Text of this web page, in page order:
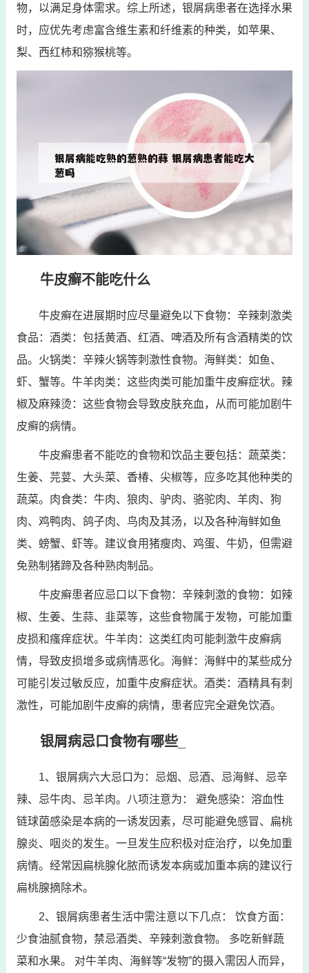
物，以满足身体需求。综上所述，银屑病患者在选择水果
时，应优先考虑富含维生素和纤维素的种类，如苹果、
梨、西红柿和猕猴桃等。
牛皮癣不能吃什么
牛皮癣在进展期时应尽量避免以下食物：辛辣刺激类
食品：酒类：包括黄酒、红酒、啤酒及所有含酒精类的饮
品。火锅类：辛辣火锅等刺激性食物。海鲜类：如鱼、
虾、蟹等。牛羊肉类：这些肉类可能加重牛皮癣症状。辣
椒及麻辣烫：这些食物会导致皮肤充血，从而可能加剧牛
皮癣的病情。
牛皮癣患者不能吃的食物和饮品主要包括：蔬菜类：
生姜、芫荽、大头菜、香椿、尖椒等，应多吃其他种类的
蔬菜。肉食类：牛肉、狼肉、驴肉、骆驼肉、羊肉、狗
肉、鸡鸭肉、鸽子肉、鸟肉及其汤，以及各种海鲜如鱼
类、螃蟹、虾等。建议食用猪瘦肉、鸡蛋、牛奶，但需避
免熟制猪蹄及各种熟肉制品。
牛皮癣患者应忌口以下食物：辛辣刺激的食物：如辣
椒、生姜、生蒜、韭菜等，这些食物属于发物，可能加重
皮损和瘙痒症状。牛羊肉：这类红肉可能刺激牛皮癣病
情，导致皮损增多或病情恶化。海鲜：海鲜中的某些成分
可能引发过敏反应，加重牛皮癣症状。酒类：酒精具有刺
激性，可能加剧牛皮癣的病情，患者应完全避免饮酒。
银屑病忌口食物有哪些_
1、银屑病六大忌口为：忌烟、忌酒、忌海鲜、忌辛
辣、忌牛肉、忌羊肉。八项注意为： 避免感染：溶血性
链球菌感染是本病的一诱发因素，尽可能避免感冒、扁桃
腺炎、咽炎的发生。一旦发生应积极对症治疗，以免加重
病情。经常因扁桃腺化脓而诱发本病或加重本病的建议行
扁桃腺摘除术。
2、银屑病患者生活中需注意以下几点： 饮食方面：
少食油腻食物，禁忌酒类、辛辣刺激食物。 多吃新鲜蔬
菜和水果。 对牛羊肉、海鲜等“发物”的摄入需因人而异，